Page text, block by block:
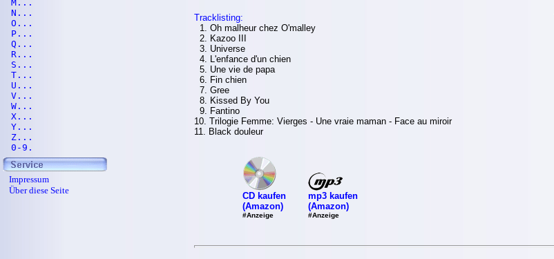
Tracklisting:
1. Oh malheur chez O'malley
2. Kazoo III
3. Universe
4. L'enfance d'un chien
5. Une vie de papa
6. Fin chien
7. Gree
8. Kissed By You
9. Fantino
10. Trilogie Femme: Vierges - Une vraie maman - Face au miroir
11. Black douleur
CD kaufen
(Amazon)
#Anzeige
mp3 kaufen
(Amazon)
#Anzeige
M...
N...
O...
P...
Q...
R...
S...
T...
U...
V...
W...
X...
Y...
Z...
0-9.
Impressum
Über diese Seite